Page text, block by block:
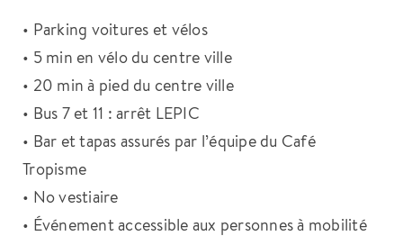
• Parking voitures et vélos
• 5 min en vélo du centre ville
• 20 min à pied du centre ville
• Bus 7 et 11 : arrêt LEPIC
• Bar et tapas assurés par l’équipe du Café
Tropisme
• No vestiaire
• Événement accessible aux personnes à mobilité